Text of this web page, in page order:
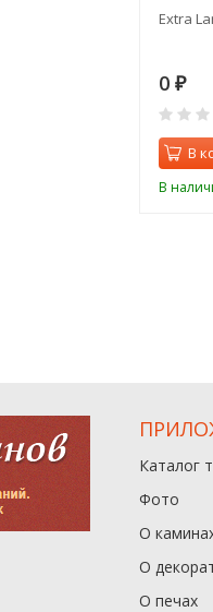
Extra
0 ₽
В
В
Каталог
Фото
О
О
О печах